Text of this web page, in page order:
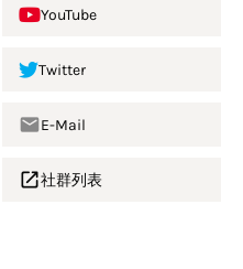
YouTube
Twitter
E-Mail
社群列表